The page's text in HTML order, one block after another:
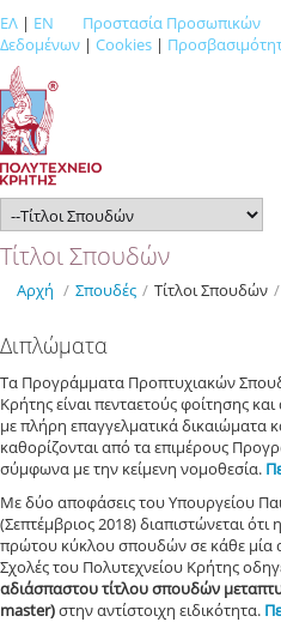
ΕΛ | EN
Προστασία Προσωπικών
Δεδομένων | Cookies |
Τίτλοι Σπουδών
Αρχή / Σπουδές / Τίτλοι Σπουδών /
Διπλώματα
Τα Προγράμματα Προπτυχιακών
Κρήτης είναι πενταετούς φοίτησης
με πλήρη επαγγελματικά δικαιώματα
καθορίζονται από τα επιμέρους
σύμφωνα με την κείμενη νομοθεσία.
Με δύο αποφάσεις του Υπουργείου
(Σεπτέμβριος 2018) διαπιστώνεται
πρώτου κύκλου σπουδών σε κάθε μία
Σχολές του Πολυτεχνείου Κρήτης
αδιάσπαστου τίτλου σπουδών
master)στην αντίστοιχη ειδικότητα.